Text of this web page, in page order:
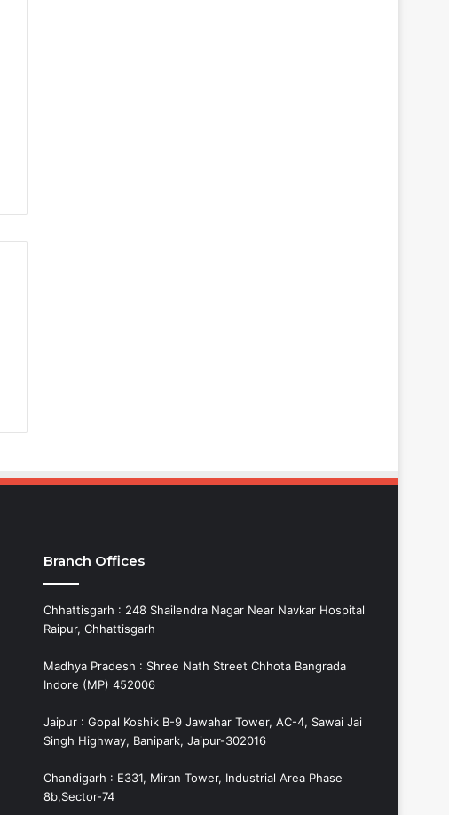
Branch Offices
Chhattisgarh : 248 Shailendra Nagar Near Navkar Hospital
Raipur, Chhattisgarh
Madhya Pradesh : Shree Nath Street Chhota Bangrada
Indore (MP) 452006
Jaipur : Gopal Koshik B-9 Jawahar Tower, AC-4, Sawai Jai
Singh Highway, Banipark, Jaipur-302016
Chandigarh : E331, Miran Tower, Industrial Area Phase
8b,Sector-74